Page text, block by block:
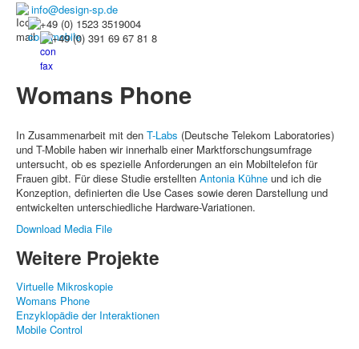
info@design-sp.de
+49 (0) 1523 3519004
+49 (0) 391 69 67 81 8
Womans Phone
In Zusammenarbeit mit den T-Labs (Deutsche Telekom Laboratories)
und T-Mobile haben wir innerhalb einer Marktforschungsumfrage
untersucht, ob es spezielle Anforderungen an ein Mobiltelefon für
Frauen gibt. Für diese Studie erstellten Antonia Kühne und ich die
Konzeption, definierten die Use Cases sowie deren Darstellung und
entwickelten unterschiedliche Hardware-Variationen.
Download Media File
Weitere Projekte
Virtuelle Mikroskopie
Womans Phone
Enzyklopädie der Interaktionen
Mobile Control